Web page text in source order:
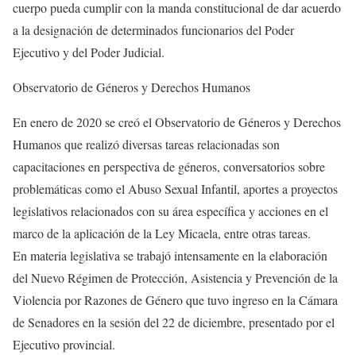
cuerpo pueda cumplir con la manda constitucional de dar acuerdo
a la designación de determinados funcionarios del Poder
Ejecutivo y del Poder Judicial.
Observatorio de Géneros y Derechos Humanos
En enero de 2020 se creó el Observatorio de Géneros y Derechos
Humanos que realizó diversas tareas relacionadas son
capacitaciones en perspectiva de géneros, conversatorios sobre
problemáticas como el Abuso Sexual Infantil, aportes a proyectos
legislativos relacionados con su área específica y acciones en el
marco de la aplicación de la Ley Micaela, entre otras tareas.
En materia legislativa se trabajó intensamente en la elaboración
del Nuevo Régimen de Protección, Asistencia y Prevención de la
Violencia por Razones de Género que tuvo ingreso en la Cámara
de Senadores en la sesión del 22 de diciembre, presentado por el
Ejecutivo provincial.